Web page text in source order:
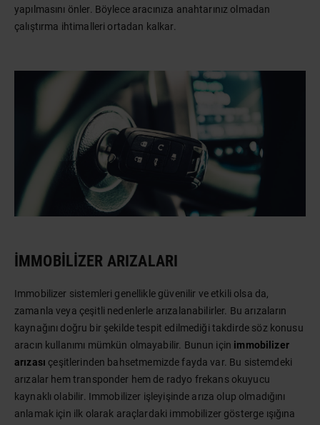
yapılmasını önler. Böylece aracınıza anahtarınız olmadan
çalıştırma ihtimalleri ortadan kalkar.
İMMOBILIZER ARIZALARI
Immobilizer sistemleri genellikle güvenilir ve etkili olsa da,
zamanla veya çeşitli nedenlerle arızalanabilirler. Bu arızaların
kaynağını doğru bir şekilde tespit edilmediği takdirde söz konusu
aracın kullanımı mümkün olmayabilir. Bunun için immobilizer
arızası çeşitlerinden bahsetmemizde fayda var. Bu sistemdeki
arızalar hem transponder hem de radyo frekans okuyucu
kaynaklı olabilir. Immobilizer işleyişinde arıza olup olmadığını
anlamak için ilk olarak araçlardaki immobilizer gösterge ışığına